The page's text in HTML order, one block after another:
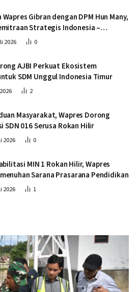
Gibran dengan DPM Hun Many,
Strategis Indonesia –
2026 0
AJBI Perkuat Ekosistem
SDM Unggul Indonesia Timur
2
Masyarakat, Wapres Dorong
SDN 016 Serusa Rokan Hilir
2026 0
MIN 1 Rokan Hilir, Wapres
Sarana Prasarana Pendidikan
2026 1